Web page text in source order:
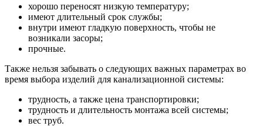
хорошо переносят низкую температуру;
имеют длительный срок службы;
внутри имеют гладкую поверхность, чтобы не
возникали засоры;
прочные.
Также нельзя забывать о следующих важных параметрах во
время выбора изделий для канализационной системы:
трудность, а также цена транспортировки;
трудность и длительность монтажа всей системы;
вес труб.